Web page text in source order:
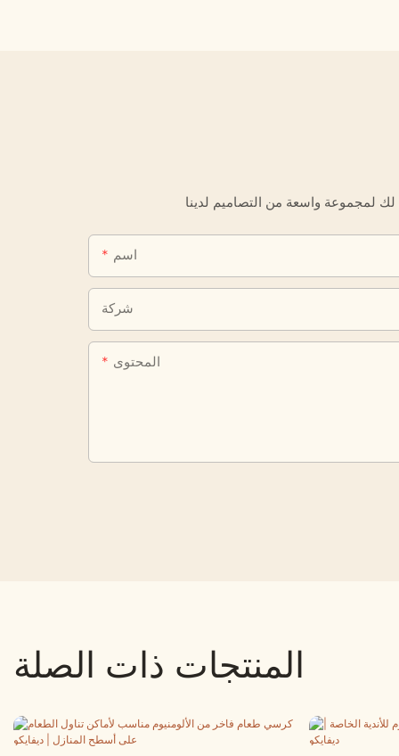
اسم
شركة
المحتوى
المنتجات ذات الصلة